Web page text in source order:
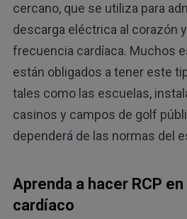
cercano, que se utiliza para
descarga eléctrica al corazón
frecuencia cardíaca. Muchos
están obligados a tener este
tales como las escuelas,
casinos y campos de golf
dependerá de las normas del
Aprenda a hacer RCP
cardíaco